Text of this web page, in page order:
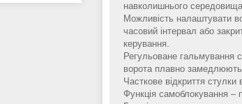
навколишнього
Можливість налаштувати
часовий інтервал або
керування.
Регульоване гальмування
ворота плавно замедлюють
Часткове відкриття стулки
Функція самоблокування –